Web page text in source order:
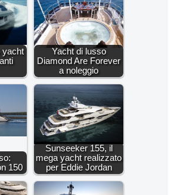
yacht
Yacht di lusso
Diamond Are Forever
a noleggio
150
Sunseeker 155, il
mega yacht realizzato
per Eddie Jordan